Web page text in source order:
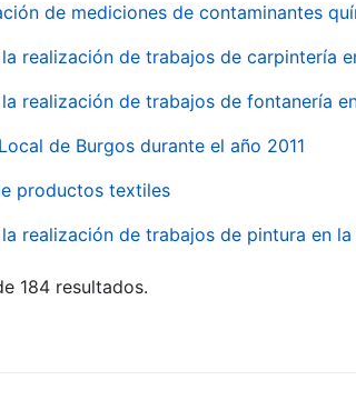
de mediciones de contaminantes
realización de trabajos de carpintería
realización de trabajos de fontanería
de Burgos durante el año 2011
productos textiles
realización de trabajos de pintura en
184 resultados.